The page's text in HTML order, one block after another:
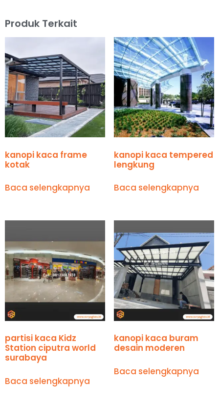
Produk Terkait
kanopi kaca frame
kotak
Baca selengkapnya
kanopi kaca tempered
lengkung
Baca selengkapnya
partisi kaca Kidz
Station ciputra world
surabaya
Baca selengkapnya
kanopi kaca buram
desain moderen
Baca selengkapnya